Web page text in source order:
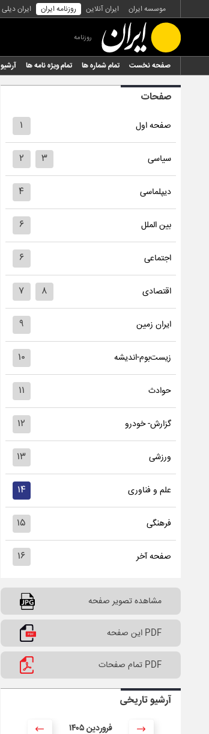
موسسه ایران ایران آنلاین روزنامه ایران ایران دیلی
روزنامه
صفحه نخست تمام شماره ها تمام ویژه نامه ها آرشیو
صفحات
صفحه اول ۱
سیاسی ۲ ۳
دیپلماسی ۴
بین الملل ۶
اجتماعی ۶
اقتصادی ۷ ۸
ایران زمین ۹
زیست‌بوم-اندیشه ۱۰
حوادث ۱۱
گزارش- خودرو ۱۲
ورزشی ۱۳
علم و فناوری ۱۴
فرهنگی ۱۵
صفحه آخر ۱۶
مشاهده تصویر صفحه
PDF این صفحه
PDF تمام صفحات
آرشیو تاریخی
۱۴۰۵ فروردین